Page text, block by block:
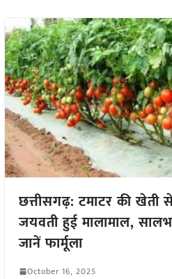
छत्तीसगढ़: टमाटर की खेती
जयवती हुई मालामाल,
जानें फार्मूला
October 16, 2025